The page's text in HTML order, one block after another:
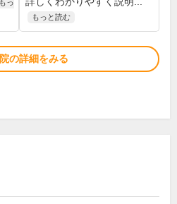
もっ
もっと読む
の詳細をみる